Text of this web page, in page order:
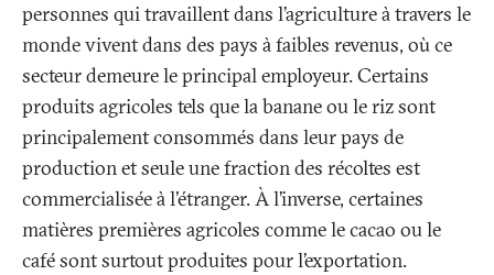
personnes qui travaillent dans l’agriculture à travers le
monde vivent dans des pays à faibles revenus, où ce
secteur demeure le principal employeur. Certains
produits agricoles tels que la banane ou le riz sont
principalement consommés dans leur pays de
production et seule une fraction des récoltes est
commercialisée à l'étranger. À l’inverse, certaines
matières premières agricoles comme le cacao ou le
café sont surtout produites pour l’exportation.